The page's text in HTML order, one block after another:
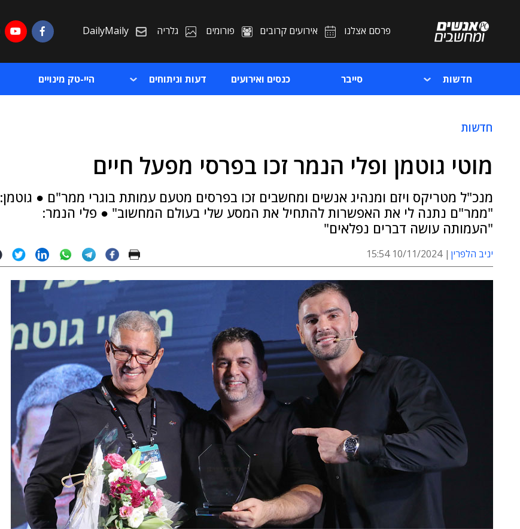
פרסם אצלנו אירועים קרובים פורומים גלריה DailyMaily
חדשות סייבר כנסים ואירועים דעות וניתוחים היי-טק מינויים
חדשות
מוטי גוטמן ופלי הנמר זכו בפרסי מפעל חיים
מנכ"ל מטריקס ויזם ומנהיג אנשים ומחשבים זכו בפרסים מטעם עמותת בוגרי ממר"ם ● גוטמן:
"ממר"ם נתנה לי את האפשרות להתחיל את המסע שלי בעולם המחשוב" ● פלי הנמר:
"העמותה עושה דברים נפלאים"
יניב הלפרין 10/11/2024 15:54